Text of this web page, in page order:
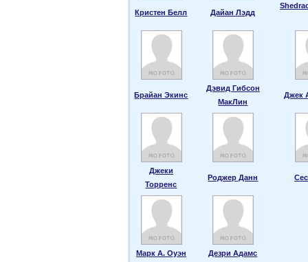
Кристен Белл Дайан Лэдд
Брайан Экинс
Дэвид Гибсон
МакЛин
Джек
Джеки
Торренс
Роджер Данн
Марк А. Оуэн Дезри Адамс